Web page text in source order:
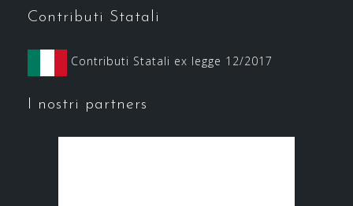
Contributi Statali
Contributi Statali ex legge 12/2017
I nostri partners